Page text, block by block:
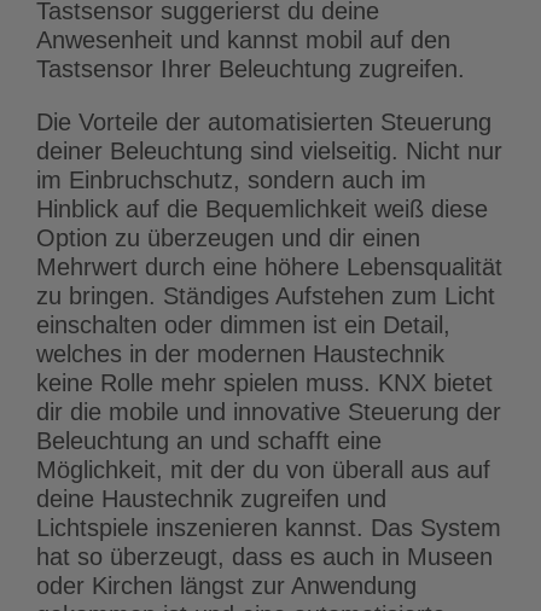
Tastsensor suggerierst du deine
Anwesenheit und kannst mobil auf den
Tastsensor Ihrer Beleuchtung zugreifen.
Die Vorteile der automatisierten Steuerung
deiner Beleuchtung sind vielseitig. Nicht nur
im Einbruchschutz, sondern auch im
Hinblick auf die Bequemlichkeit weiß diese
Option zu überzeugen und dir einen
Mehrwert durch eine höhere Lebensqualität
zu bringen. Ständiges Aufstehen zum Licht
einschalten oder dimmen ist ein Detail,
welches in der modernen Haustechnik
keine Rolle mehr spielen muss. KNX bietet
dir die mobile und innovative Steuerung der
Beleuchtung an und schafft eine
Möglichkeit, mit der du von überall aus auf
deine Haustechnik zugreifen und
Lichtspiele inszenieren kannst. Das System
hat so überzeugt, dass es auch in Museen
oder Kirchen längst zur Anwendung